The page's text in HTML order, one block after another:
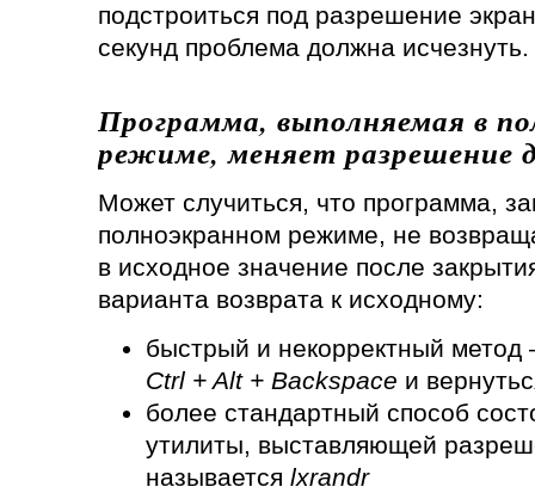
подстроиться под разрешение
секунд проблема должна исчезнуть.
Программа, выполняемая в
режиме, меняет разрешение
Может случиться, что программа,
полноэкранном режиме, не
в исходное значение после
варианта возврата к исходному:
быстрый и некорректный
Ctrl + Alt + Backspace и
более стандартный способ
утилиты, выставляющей
называется lxrandr